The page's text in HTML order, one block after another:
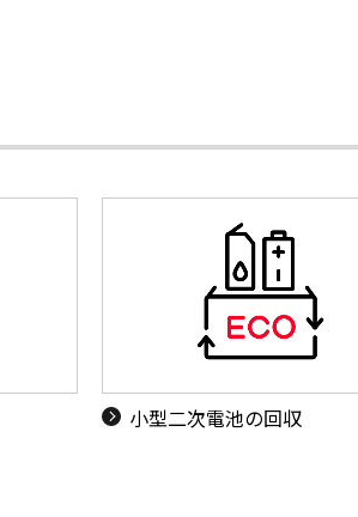
小型二次電池の回収